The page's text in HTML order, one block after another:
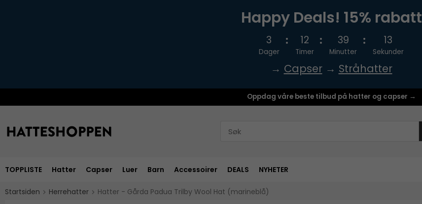
Happy Deals! 15% rabatt
3
Dager
12
Timer
39
Minutter
13
Sekunder
→ Capser→ Stråhatter
Oppdag våre beste tilbud på hatter og capser →
TOPPLISTE Hatter Capser Luer Barn Accessoirer DEALS NYHETER
Startsiden Herrehatter Hatter - Gårda Padua Trilby Wool Hat (marineblå)